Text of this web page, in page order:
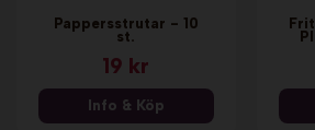
Pappersstrutar - 10
st.
19 kr
Info & Köp